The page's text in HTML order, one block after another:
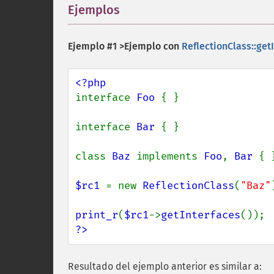
Ejemplos
Ejemplo #1 >Ejemplo con
interface Foo { }
interface Bar { }
class Baz implements Foo, Bar {
$rc1 = new ReflectionClass( "Baz"
print_r($rc1->getInterfaces
?>
Resultado del ejemplo anterior es similar a: